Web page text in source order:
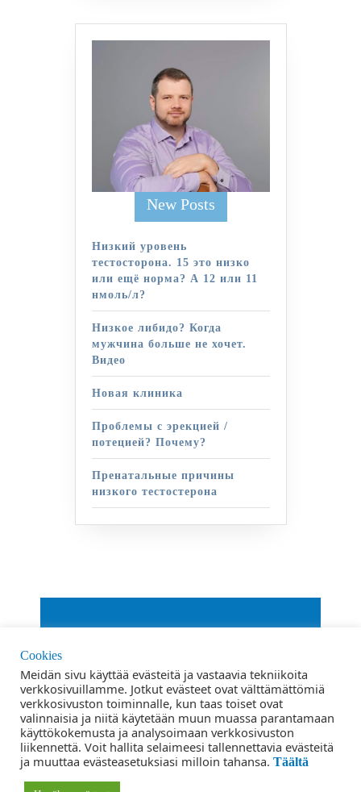
New Posts
Низкий уровень
тестосторона. 15 это низко
или ещё норма? А 12 или 11
нмоль/л?
Низкое либидо? Когда
мужчина больше не хочет.
Видео
Новая клиника
Проблемы с эрекцией /
потецией? Почему?
Пренатальные причины
низкого тестостерона
вверх
Условия
Политика конфиденциальности
Cookies
Meidän sivu käyttää evästeitä ja vastaavia tekniikoita
verkkosivuillamme. Jotkut evästeet ovat välttämättömiä
verkkosivuston toiminnalle, kun taas toiset ovat
valinnaisia ​​ja niitä käytetään muun muassa parantamaan
käyttökokemusta ja analysoimaan verkkosivuston
liikennettä. Voit hallita selaimeesi tallennettavia evästeitä
ja muuttaa evästeasetuksiasi milloin tahansa. Täältä